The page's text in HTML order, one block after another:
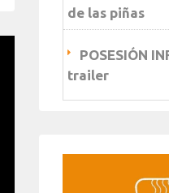
de las piñas
POSESIÓN
trailer